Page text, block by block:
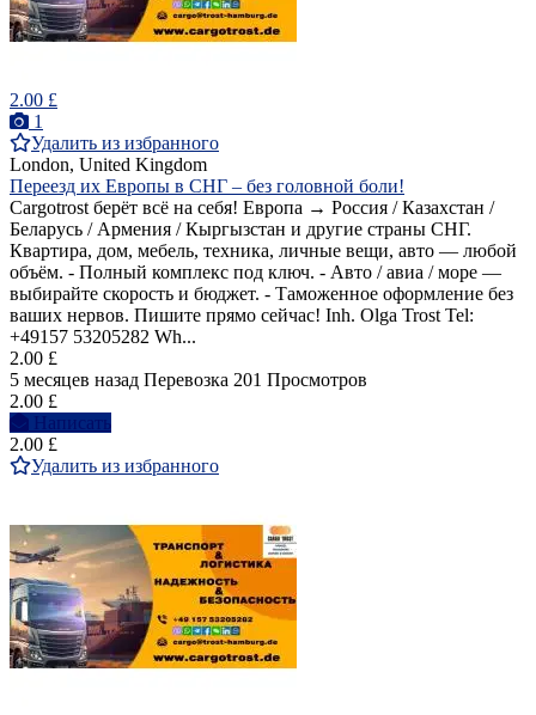
2.00 £
1
Удалить из избранного
London, United Kingdom
Переезд их Европы в СНГ – без головной боли!
Cargotrost берёт всё на себя! Европа → Россия / Казахстан /
Беларусь / Армения / Кыргызстан и другие страны СНГ.
Квартира, дом, мебель, техника, личные вещи, авто — любой
объём. - Полный комплекс под ключ. - Авто / авиа / море —
выбирайте скорость и бюджет. - Таможенное оформление без
ваших нервов. Пишите прямо сейчас! Inh. Olga Trost Tel:
+49157 53205282 Wh...
2.00 £
5 месяцев назад Перевозка 201 Просмотров
2.00 £
Написать
2.00 £
Удалить из избранного